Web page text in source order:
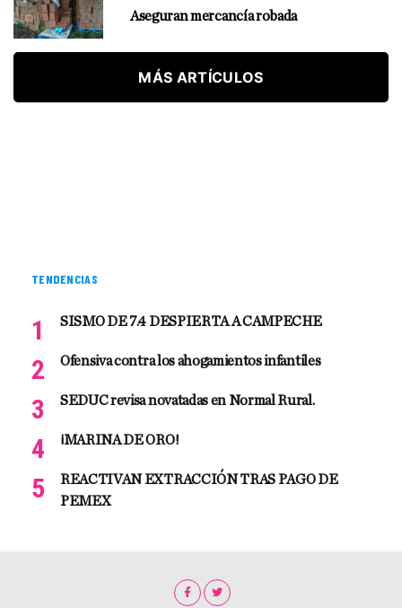
Aseguran mercancía robada
MÁS ARTÍCULOS
TENDENCIAS
SISMO DE 7.4 DESPIERTA A CAMPECHE
Ofensiva contra los ahogamientos infantiles
SEDUC revisa novatadas en Normal Rural.
¡MARINA DE ORO!
REACTIVAN EXTRACCIÓN TRAS PAGO DE
PEMEX